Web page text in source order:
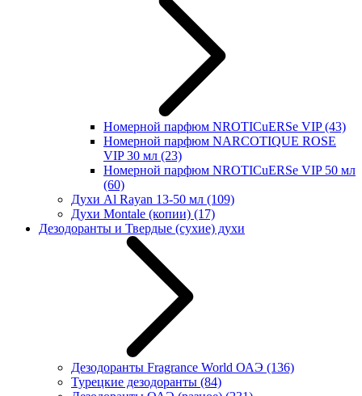
Номерной парфюм NROTICuERSe VIP(43)
Номерной парфюм NARCOTIQUE ROSE
VIP 30 мл (23)
Номерной парфюм NROTICuERSe VIP 50 мл
(60)
Духи Al Rayan 13-50 мл (109)
Духи Montale (копии) (17)
Дезодоранты и Твердые (сухие) духи
Дезодоранты Fragrance World ОАЭ (136)
Турецкие дезодоранты (84)